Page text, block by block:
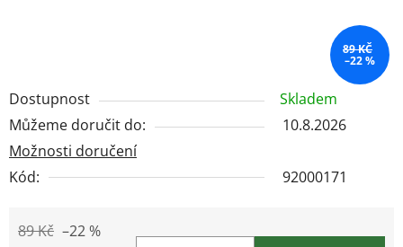
Dostupnost
Skladem
Můžeme doručit do:
10.8.2026
Možnosti doručení
Kód:
92000171
89 Kč –22 %
89 KČ
–22 %